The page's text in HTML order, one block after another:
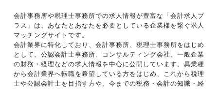
会計事務所や税理士事務所での求人情報が豊富な「会計求人プ
ラス」は、あなたとあなたを必要としている企業様を繋ぐ求人
マッチングサイトです。
会計業界に特化しており、会計事務所、税理士事務所をはじめ
として、公認会計士事務所、コンサルティング会社、一般企業
の財務・経理などの求人情報を中心に公開しています。異業種
から会計業界へ転職を希望している方をはじめ、これから税理
士や公認会計士を目指す方や、今までの税務・会計の知識・経